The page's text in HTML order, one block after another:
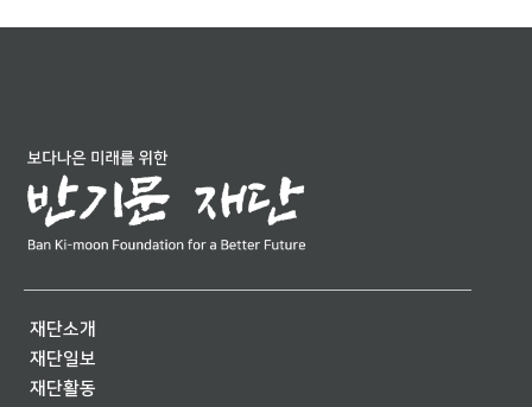
재단소개
재단일보
재단활동